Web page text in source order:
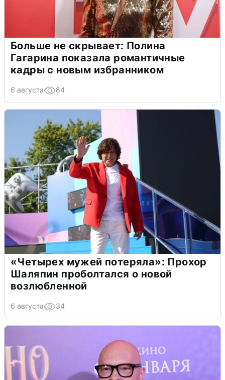
Больше не скрывает: Полина
Гагарина показала романтичные
кадры с новым избранником
6 августа 84
«Четырех мужей потеряла»: Прохор
Шаляпин проболтался о новой
возлюбленной
6 августа 34